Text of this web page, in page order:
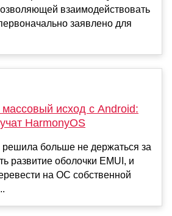
взаимодействовать
заявлено для
исход с Android:
HarmonyOS
больше не держаться за
развитие оболочки EMUI, и
на ОС собственной